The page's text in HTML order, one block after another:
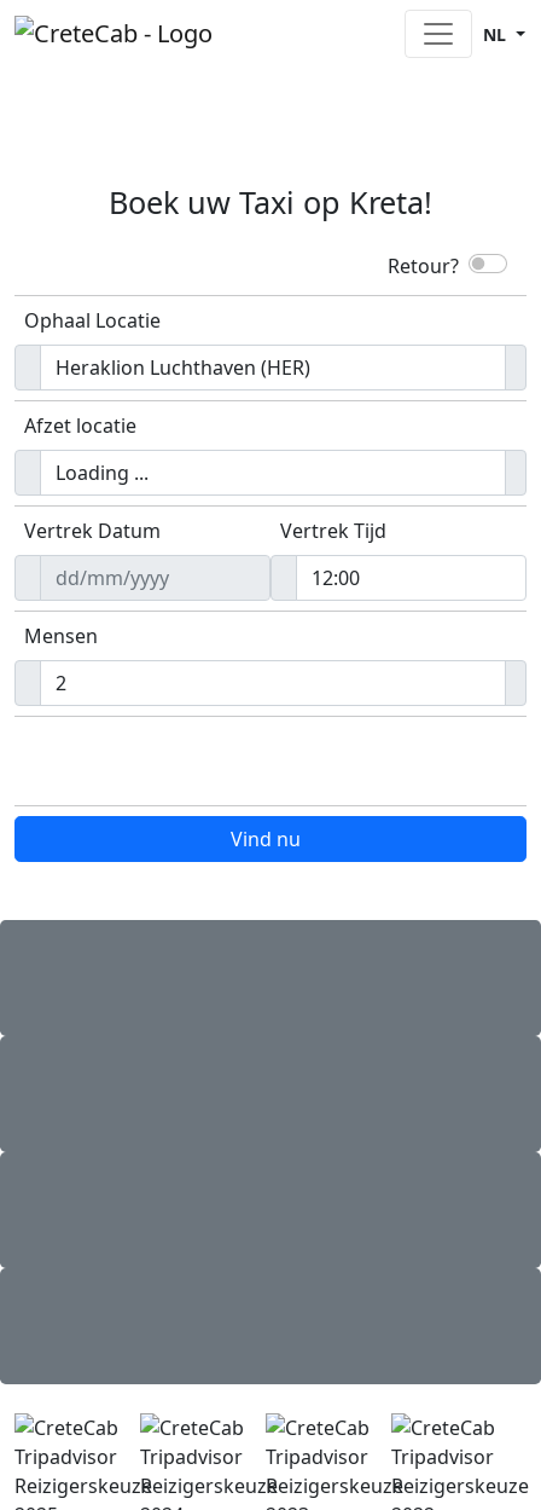
NL
Boek uw Taxi op Kreta!
Retour?
Ophaal Locatie
Afzet locatie
Vertrek Datum Vertrek Tijd
Mensen
Vind nu